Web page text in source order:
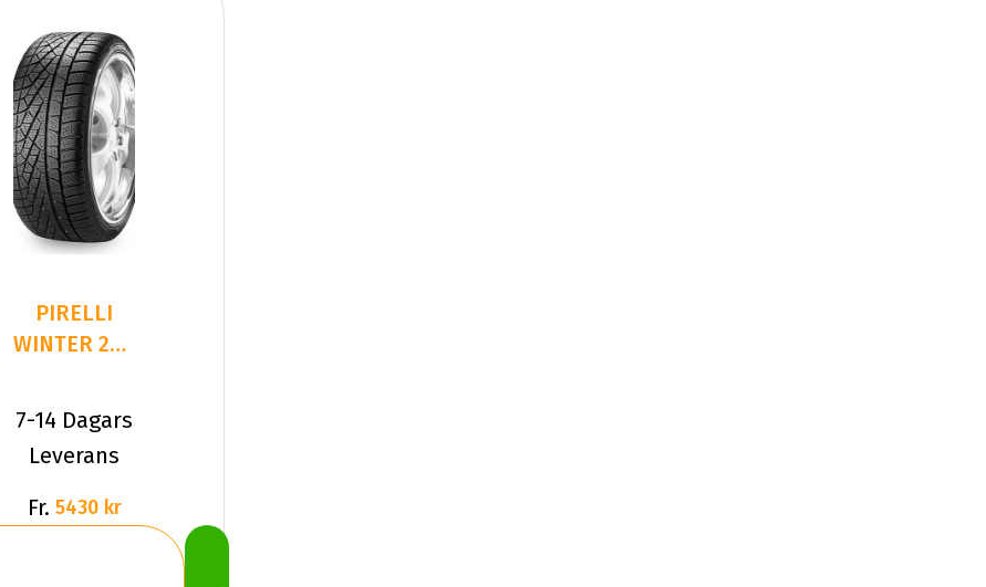
PIRELLI
WINTER 240
SERIE II R
7-14 Dagars
Leverans
Fr. 5430 kr